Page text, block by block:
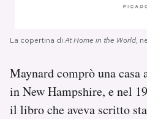
La copertina diAt Home in the World,
Maynard comprò una
in New Hampshire, e nel
il libro che aveva scritto